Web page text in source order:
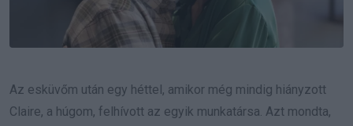
Az esküvőm után egy héttel, amikor még mindig hiányzott
Claire, a húgom, felhívott az egyik munkatársa. Azt mondta,